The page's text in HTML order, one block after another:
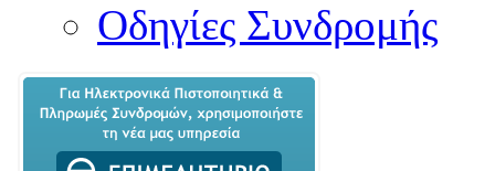
Οδηγίες Συνδρομής